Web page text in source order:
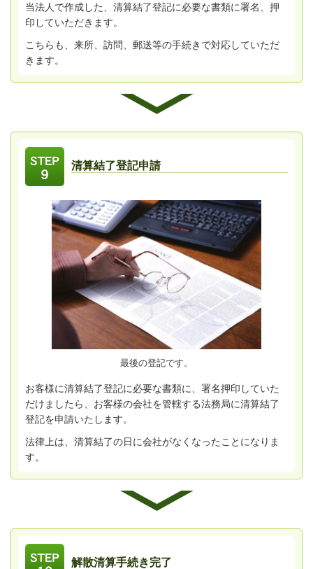
当法人で作成した、清算結了登記に必要な書類に署名、押
印していただきます。
こちらも、来所、訪問、郵送等の手続きで対応していただ
きます。
清算結了登記申請
最後の登記です。
お客様に清算結了登記に必要な書類に、署名押印していた
だけましたら、お客様の会社を管轄する法務局に清算結了
登記を申請いたします。
法律上は、清算結了の日に会社がなくなったことになりま
す。
解散清算手続き完了